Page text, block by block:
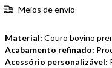
Meios de envio
Material: Couro bovino
Acabamento refinado:
Acessório personalizável: